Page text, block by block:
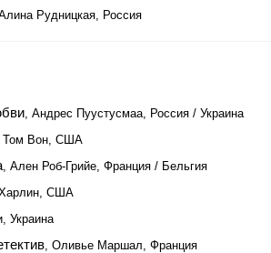
Рудницкая, Россия
, Андрес Пуустусмаа, Россия / Украина
Том Вон, США
, Ален Роб-Грийе, Франция / Бельгия
США
Украина
, Оливье Маршал, Франция